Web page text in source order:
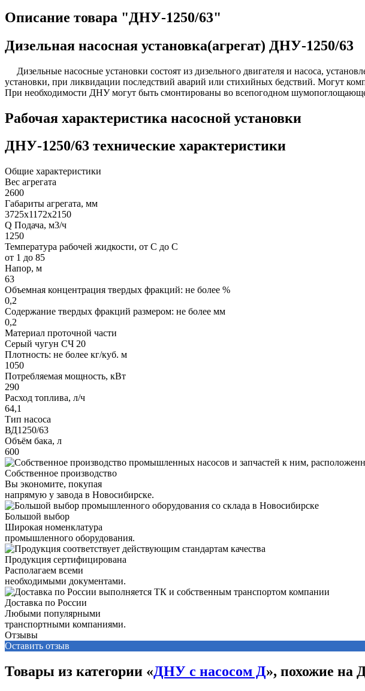
Описание товара "ДНУ-1250/63"
Дизельная насосная установка(агрегат) ДНУ-1250/63
Дизельные насосные установки состоят из дизельного двигателя и насоса,
установки, при ликвидации последствий аварий или стихийных бедствий. Могут
При необходимости ДНУ могут быть смонтированы во всепогодном
Рабочая характеристика насосной установки
ДНУ-1250/63 технические характеристики
Общие характеристики
Вес агрегата
2600
Габариты агрегата, мм
3725x1172x2150
Q Подача, м3/ч
1250
Температура рабочей жидкости, от С до С
от 1 до 85
Напор, м
63
Объемная концентрация твердых фракций: не более %
0,2
Содержание твердых фракций размером: не более мм
0,2
Материал проточной части
Серый чугун СЧ 20
Плотность: не более кг/куб. м
1050
Потребляемая мощность, кВт
290
Расход топлива, л/ч
64,1
Тип насоса
ВД1250/63
Объём бака, л
600
Собственное производство
Вы экономите, покупая
напрямую у завода в Новосибирске.
Большой выбор
Широкая номенклатура
промышленного оборудования.
Продукция сертифицирована
Располагаем всеми
необходимыми документами.
Доставка по России
Любыми популярными
транспортными компаниями.
Отзывы
Оставить отзыв
Товары из категории «ДНУ с насосом Д», похожие на